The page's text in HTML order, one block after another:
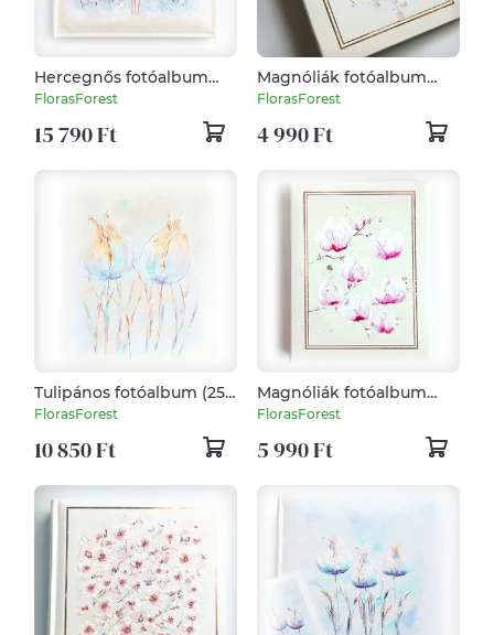
Hercegnős fotóalbum
(26 x 26 cm)
FlorasForest
15 790 Ft
Magnóliák fotóalbum
13x18-as fotóknak
FlorasForest
4 990 Ft
Tulipános fotóalbum (25
x 30 cm)
FlorasForest
10 850 Ft
Magnóliák fotóalbum
15x21 cm-es fotóknak
FlorasForest
5 990 Ft